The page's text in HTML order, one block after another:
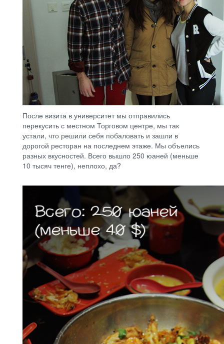
После визита в университет мы отправились
перекусить с местном Торговом центре, мы так
устали, что решили себя побаловать и зашли в
дорогой ресторан на последнем этаже. Мы объелись
разных вкусностей. Всего вышло 250 юаней (меньше
10 тысяч тенге), неплохо, да?